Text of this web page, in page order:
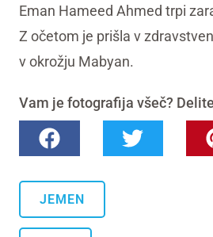
Eman Hameed Ahmed trpi
Z očetom je prišla v
v okrožju Mabyan.
Vam je fotografija všeč?
JEMEN